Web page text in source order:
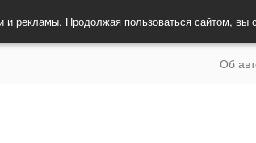
рекламы. Продолжая пользоваться сайтом, вы
Об